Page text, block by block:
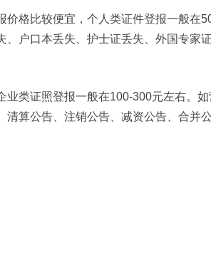
价格比较便宜，个人类证件登报一般在
、户口本丢失、护士证丢失、外国专家
业类证照登报一般在100-300元左右。
算公告、注销公告、减资公告、合并